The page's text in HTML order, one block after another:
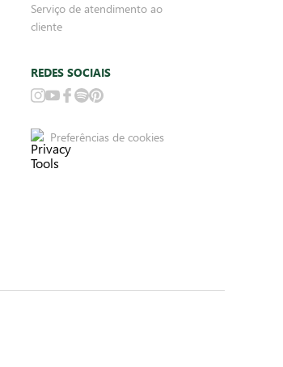
Serviço de atendimento ao
cliente
REDES SOCIAIS
Preferências de cookies